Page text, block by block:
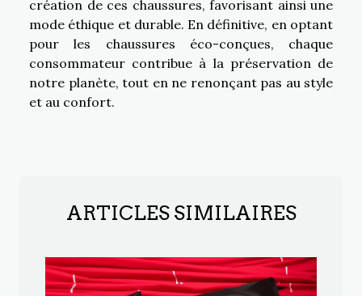
création de ces chaussures, favorisant ainsi une
mode éthique et durable. En définitive, en optant
pour les chaussures éco-conçues, chaque
consommateur contribue à la préservation de
notre planète, tout en ne renonçant pas au style
et au confort.
ARTICLES SIMILAIRES